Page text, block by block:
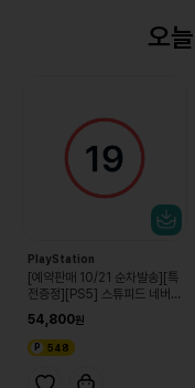
오
PlayStation
[예약판매 10/21 순차발송][특
전증정][PS5] 스튜피드 네버
54,800
548